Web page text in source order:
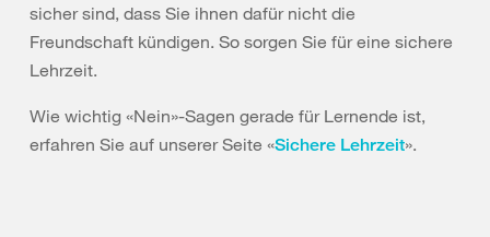
sicher sind, dass Sie ihnen dafür nicht die
Freundschaft kündigen. So sorgen Sie für eine sichere
Lehrzeit.
Wie wichtig «Nein»-Sagen gerade für Lernende ist,
erfahren Sie auf unserer Seite «Sichere Lehrzeit».